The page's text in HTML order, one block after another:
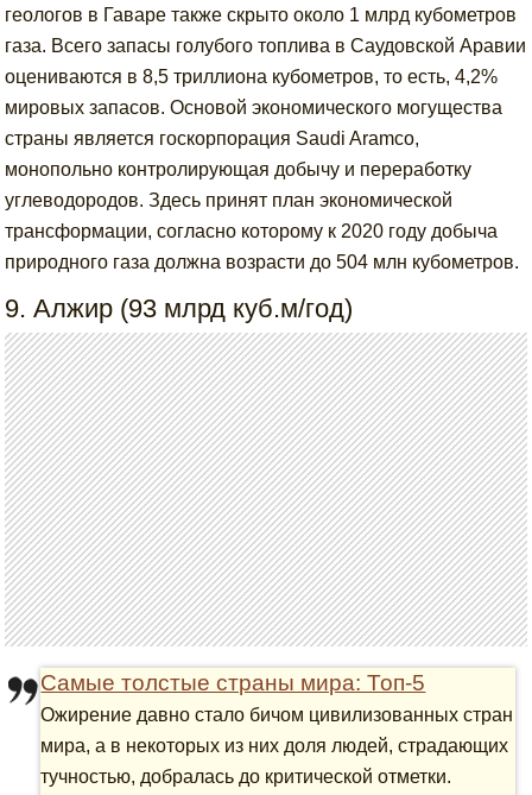
геологов в Гаваре также скрыто около 1 млрд кубометров
газа. Всего запасы голубого топлива в Саудовской Аравии
оцениваются в 8,5 триллиона кубометров, то есть, 4,2%
мировых запасов. Основой экономического могущества
страны является госкорпорация Saudi Aramco,
монопольно контролирующая добычу и переработку
углеводородов. Здесь принят план экономической
трансформации, согласно которому к 2020 году добыча
природного газа должна возрасти до 504 млн кубометров.
9. Алжир (93 млрд куб.м/год)
Самые толстые страны мира: Топ-5
Ожирение давно стало бичом цивилизованных стран
мира, а в некоторых из них доля людей, страдающих
тучностью, добралась до критической отметки.